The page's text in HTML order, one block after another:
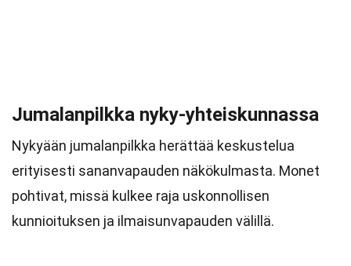
Jumalanpilkka nyky-yhteiskunnassa
Nykyään jumalanpilkka herättää keskustelua
erityisesti sananvapauden näkökulmasta. Monet
pohtivat, missä kulkee raja uskonnollisen
kunnioituksen ja ilmaisunvapauden välillä.